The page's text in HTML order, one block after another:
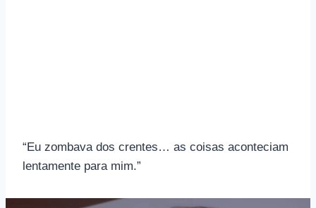
“Eu zombava dos crentes… as coisas aconteciam
lentamente para mim.”